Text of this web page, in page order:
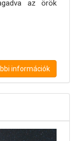
az örök
információk